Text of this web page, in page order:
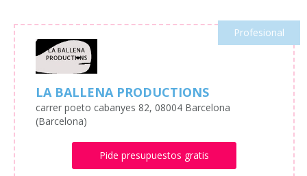
Profesional
LA BALLENA PRODUCTIONS
carrer poeto cabanyes 82, 08004 Barcelona
(Barcelona)
Pide presupuestos gratis